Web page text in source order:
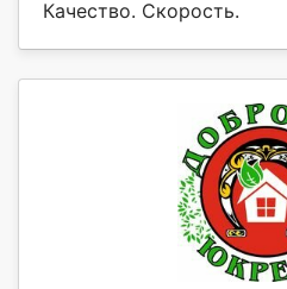
Качество. Скорость.